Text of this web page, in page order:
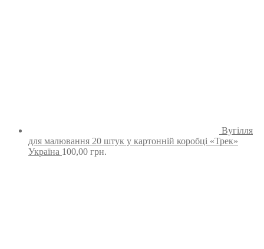
Вугілля
для малювання 20 штук у картонній коробці «Трек»
Україна 100,00 грн.